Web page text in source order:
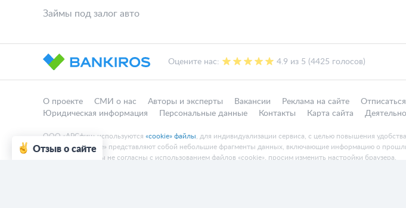
Займы под залог авто
Оцените нас: 4.9 из 5 (4425 голосов)
О проекте СМИ о нас Авторы и эксперты Вакансии Реклама на сайте
Отписаться
Юридическая информация
Персональные данные Контакты Карта сайта
ООО «АРСфин» используются «cookie» файлы , для индивидуализации сервиса, с целью повышения
веб-сайта. «Cookie» представляют собой небольшие фрагменты данных, включающие информацию о
веб-сайта. Если вы не согласны с использованием файлов «cookie», просим изменить настройки браузера.
Отзыв о сайте